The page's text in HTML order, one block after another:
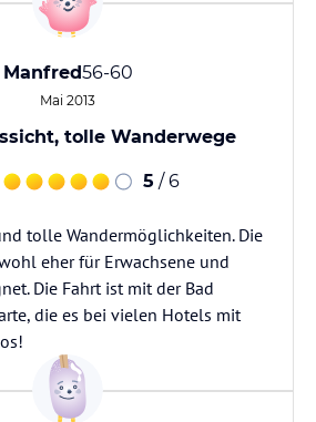
Manfred56-60
Mai 2013
tolle Wanderwege
5 / 6
tolle Wandermöglichkeiten. Die
eher für Erwachsene und
Die Fahrt ist mit der Bad
die es bei vielen Hotels mit